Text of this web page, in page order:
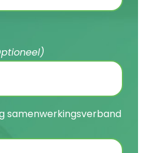
samenwerkingsverband